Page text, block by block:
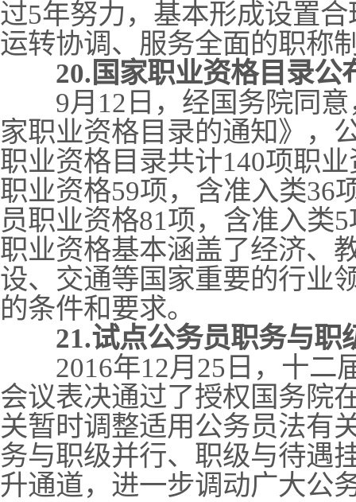
过5年努力，基本形成设置
运转协调、服务全面的职称
20.国家职业资格目录公
9月12日，经国务院同意
家职业资格目录的通知》，
职业资格目录共计140项职
职业资格59项，含准入类36
员职业资格81项，含准入类
职业资格基本涵盖了经济、
设、交通等国家重要的行业
的条件和要求。
21.试点公务员职务与职
2016年12月25日，十二
会议表决通过了授权国务院
关暂时调整适用公务员法有
务与职级并行、职级与待遇
升通道，进一步调动广大公